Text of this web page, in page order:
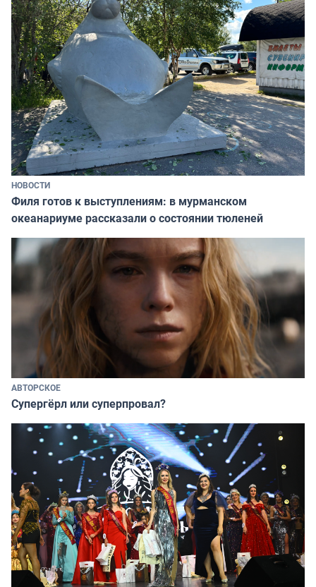
НОВОСТИ
Филя готов к выступлениям: в мурманском
океанариуме рассказали о состоянии тюленей
АВТОРСКОЕ
Супергёрл или суперпровал?